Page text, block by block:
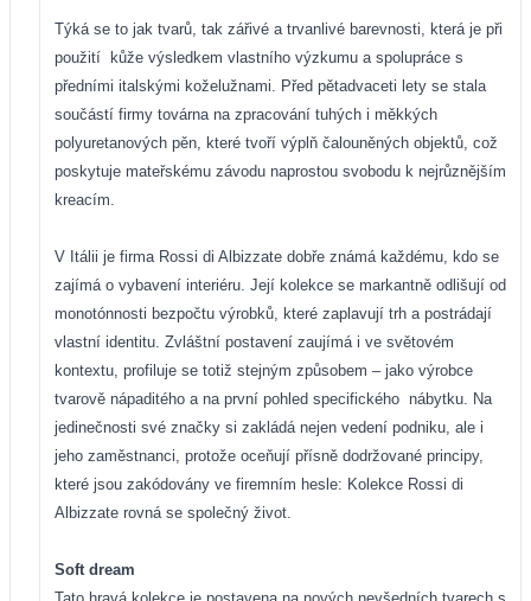
Týká se to jak tvarů, tak zářivé a trvanlivé barevnosti, která je při
použití
kůže výsledkem vlastního výzkumu a spolupráce s
předními italskými koželužnami. Před pětadvaceti lety se stala
součástí firmy továrna na zpracování tuhých i měkkých
polyuretanových pěn, které tvoří výplň čalouněných objektů, což
poskytuje mateřskému závodu naprostou svobodu k nejrůznějším
kreacím.
V Itálii je firma Rossi di Albizzate dobře známá každému, kdo se
zajímá o vybavení interiéru. Její kolekce se markantně odlišují od
monotónnosti bezpočtu výrobků, které zaplavují trh a postrádají
vlastní identitu. Zvláštní postavení zaujímá i ve světovém
kontextu, profiluje se totiž stejným způsobem – jako výrobce
tvarově nápaditého a na první pohled specifického nábytku. Na
jedinečnosti své značky si zakládá nejen vedení podniku, ale i
jeho zaměstnanci, protože oceňují přísně dodržované principy,
které jsou zakódovány ve firemním hesle: Kolekce Rossi di
Albizzate rovná se společný život.
Soft dream